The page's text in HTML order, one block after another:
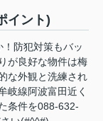
イント)
防犯対策もバッ
が良好な物件は梅
な外観と洗練され
岐線阿波富田近く
条件を088-632-